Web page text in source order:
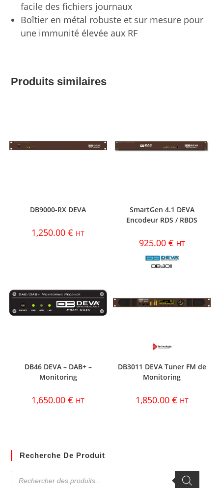
facile des fichiers journaux
Boîtier en métal robuste et sur mesure pour
une immunité élevée aux RF
Produits similaires
DB9000-RX DEVA
1,250.00€ HT
SmartGen 4.1 DEVA
Encodeur RDS / RBDS
925.00 € HT
DB46 DEVA – DAB+ –
Monitoring
1,650.00€ HT
DB3011 DEVA Tuner FM de
Monitoring
1,850.00 € HT
Recherche De Produit